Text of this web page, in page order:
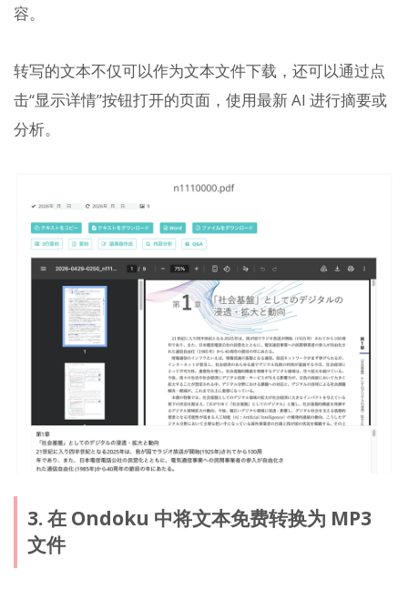
容。
转写的文本不仅可以作为文本文件下载，还可以通过点
击“显示详情”按钮打开的页面，使用最新 AI 进行摘要或
分析。
3. 在 Ondoku 中将文本免费转换为 MP3
文件